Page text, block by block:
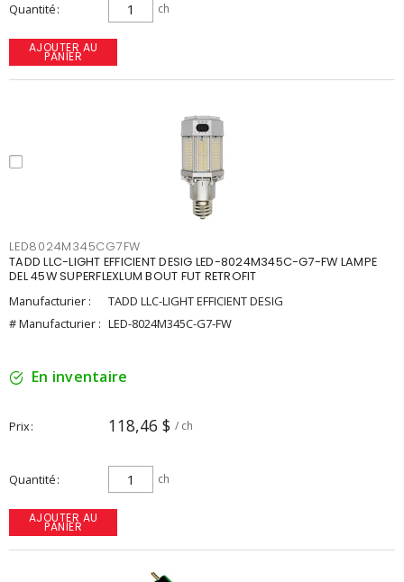
Quantité ch
AJOUTER AU
PANIER
LED8024M345CG7FW
TADD LLC-LIGHT EFFICIENT DESIG LED-8024M345C-G7-FW LAMPE
DEL 45W SUPERFLEXLUM BOUT FUT RETROFIT
Manufacturier :
TADD LLC-LIGHT EFFICIENT DESIG
# Manufacturier : LED-8024M345C-G7-FW
En inventaire
Prix 118,46 $ / ch
Quantité ch
AJOUTER AU
PANIER